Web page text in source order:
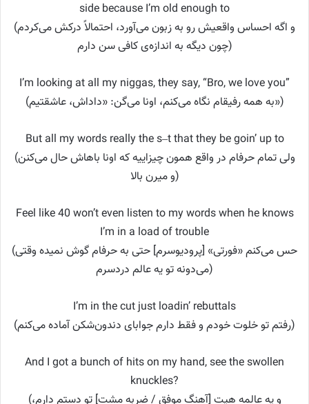
side because I’m old enough to
(و اگه احساس واقعیش رو به زبون می‌آورد، احتمالاً درکش می‌کردم
چون دیگه به اندازه‌ی کافی سن دارم)
I’m looking at all my niggas, they say, “Bro, we love you”
(به همه رفیقام نگاه می‌کنم، اونا می‌گن: «داداش، عاشقتیم»)
But all my words really the s–t that they be goin’ up to
(ولی تمام حرفام در واقع همون چیزاییه که اونا باهاش حال می‌کنن
و میرن بالا)
Feel like 40 won’t even listen to my words when he knows
I’m in a load of trouble
(حس می‌کنم «فورتی» [پرودیوسرم] حتی به حرفام گوش نمیده وقتی
می‌دونه تو یه عالم دردسرم)
I’m in the cut just loadin’ rebuttals
(رفتم تو خلوت خودم و فقط دارم جوابای دندون‌شکن آماده می‌کنم)
And I got a bunch of hits on my hand, see the swollen
knuckles?
(و یه عالمه هیت [آهنگ موفق / ضربه مشت] تو دستم دارم،